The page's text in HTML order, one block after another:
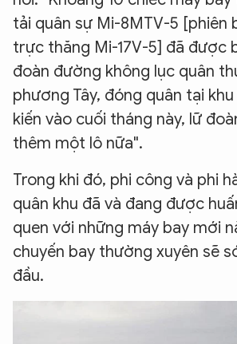
tải quân sự Mi-8MTV-5 [phiên
trực thăng Mi-17V-5] đã được
đoàn đường không lục quân
phương Tây, đóng quân tại
kiến vào cuối tháng này, lữ
thêm một lô nữa".
Trong khi đó, phi công và phi
quân khu đã và đang được
quen với những máy bay mới
chuyến bay thường xuyên sẽ
đầu.